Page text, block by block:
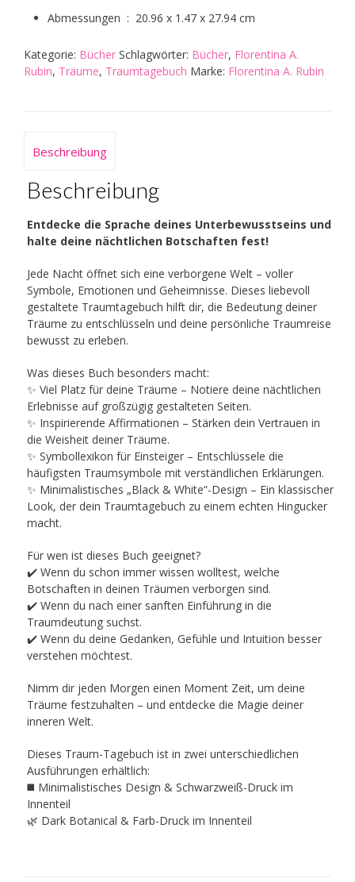
Abmessungen ‏ : ‎ 20.96 x 1.47 x 27.94 cm
Kategorie: Bücher Schlagwörter: Bücher, Florentina A.
Rubin, Träume, Traumtagebuch Marke: Florentina A. Rubin
Beschreibung
Beschreibung
Entdecke die Sprache deines Unterbewusstseins und
halte deine nächtlichen Botschaften fest!
Jede Nacht öffnet sich eine verborgene Welt – voller
Symbole, Emotionen und Geheimnisse. Dieses liebevoll
gestaltete Traumtagebuch hilft dir, die Bedeutung deiner
Träume zu entschlüsseln und deine persönliche Traumreise
bewusst zu erleben.
Was dieses Buch besonders macht:
✨ Viel Platz für deine Träume – Notiere deine nächtlichen
Erlebnisse auf großzügig gestalteten Seiten.
✨ Inspirierende Affirmationen – Stärken dein Vertrauen in
die Weisheit deiner Träume.
✨ Symbollexikon für Einsteiger– Entschlüssele die
häufigsten Traumsymbole mit verständlichen Erklärungen.
✨ Minimalistisches „Black & White“-Design – Ein klassischer
Look, der dein Traumtagebuch zu einem echten Hingucker
macht.
Für wen ist dieses Buch geeignet?
✔️ Wenn du schon immer wissen wolltest, welche
Botschaften in deinen Träumen verborgen sind.
✔️ Wenn du nach einer sanften Einführung in die
Traumdeutung suchst.
✔️ Wenn du deine Gedanken, Gefühle und Intuition besser
verstehen möchtest.
Nimm dir jeden Morgen einen Moment Zeit, um deine
Träume festzuhalten – und entdecke die Magie deiner
inneren Welt.
Dieses Traum-Tagebuch ist in zwei unterschiedlichen
Ausführungen erhältlich:
◼️ Minimalistisches Design & Schwarzweiß-Druck im
Innenteil
🌿 Dark Botanical & Farb-Druck im Innenteil